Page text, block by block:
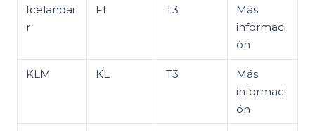
Icelandai
r
FI T3
Más
informaci
ón
KLM KL T3
Más
informaci
ón